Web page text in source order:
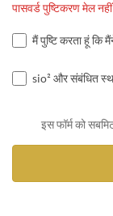
पासवर्ड पुष्टिकरण मेल
मैं पुष्टि करता हूं कि
sio² और संबंधित
इस फॉर्म को